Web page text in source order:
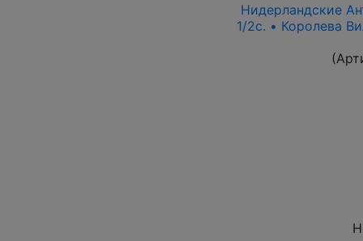
Нидерландские
1/2c. • Королева